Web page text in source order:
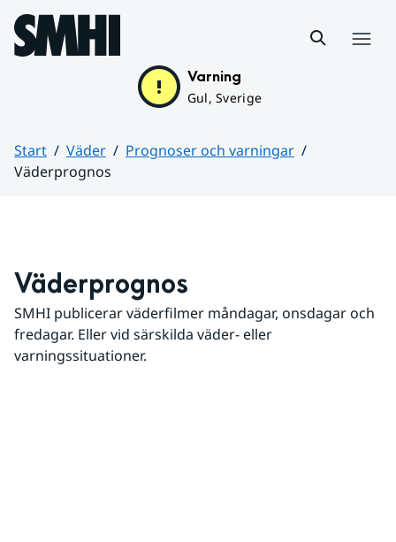
Hoppa till sidans innehåll
Varning
Gul, Sverige
Start Väder
Prognoser och varningar
Väderprognos
Väderprognos
SMHI publicerar väderfilmer måndagar, onsdagar och
fredagar. Eller vid särskilda väder- eller
varningssituationer.